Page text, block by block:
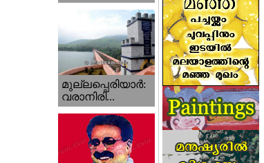
മുല്ലപ്പെരിയാര്‍:
വരാനിരി...